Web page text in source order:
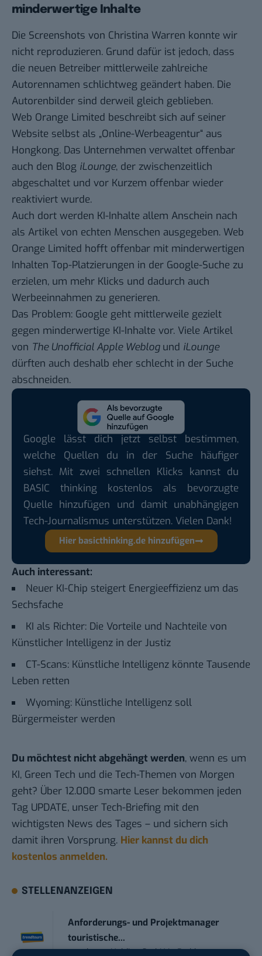
minderwertige Inhalte
Die Screenshots von Christina Warren konnte wir
nicht reproduzieren. Grund dafür ist jedoch, dass
die neuen Betreiber mittlerweile zahlreiche
Autorennamen schlichtweg geändert haben. Die
Autorenbilder sind derweil gleich geblieben.
Web Orange Limited beschreibt sich auf seiner
Website selbst als „Online-Werbeagentur“ aus
Hongkong. Das Unternehmen verwaltet offenbar
auch den Blog iLounge, der zwischenzeitlich
abgeschaltet und vor Kurzem offenbar wieder
reaktiviert wurde.
Auch dort werden KI-Inhalte allem Anschein nach
als Artikel von echten Menschen ausgegeben. Web
Orange Limited hofft offenbar mit minderwertigen
Inhalten Top-Platzierungen in der Google-Suche zu
erzielen, um mehr Klicks und dadurch auch
Werbeeinnahmen zu generieren.
Das Problem: Google geht mittlerweile gezielt
gegen minderwertige KI-Inhalte vor. Viele Artikel
von The Unofficial Apple Weblog und iLounge
dürften auch deshalb eher schlecht in der Suche
abschneiden.
Google lässt dich jetzt selbst bestimmen,
welche Quellen du in der Suche häufiger
siehst. Mit zwei schnellen Klicks kannst du
BASIC thinking kostenlos als bevorzugte
Quelle hinzufügen und damit unabhängigen
Tech-Journalismus unterstützen. Vielen Dank!
Hier basicthinking.de hinzufügen
Auch interessant:
Neuer KI-Chip steigert Energieeffizienz um das
Sechsfache
KI als Richter: Die Vorteile und Nachteile von
Künstlicher Intelligenz in der Justiz
CT-Scans: Künstliche Intelligenz könnte Tausende
Leben retten
Wyoming: Künstliche Intelligenz soll
Bürgermeister werden
Du möchtest nicht abgehängt werden, wenn es um
KI, Green Tech und die Tech-Themen von Morgen
geht? Über 12.000 smarte Leser bekommen jeden
Tag UPDATE, unser Tech-Briefing mit den
wichtigsten News des Tages – und sichern sich
damit ihren Vorsprung. Hier kannst du dich
kostenlos anmelden.
STELLENANZEIGEN
Anforderungs- und Projektmanager
touristische...
trendtours Holding GmbHinEschborn